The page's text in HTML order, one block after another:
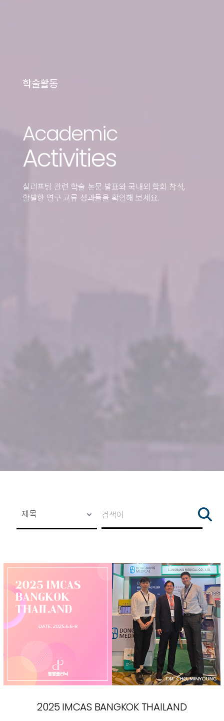
학술활동
Academic
Activities
실리프팅 관련 학술 논문 발표와 국내외 학회 참석,
활발한 연구 교류 성과들을 확인해 보세요.
2025 IMCAS BANGKOK THAILAND